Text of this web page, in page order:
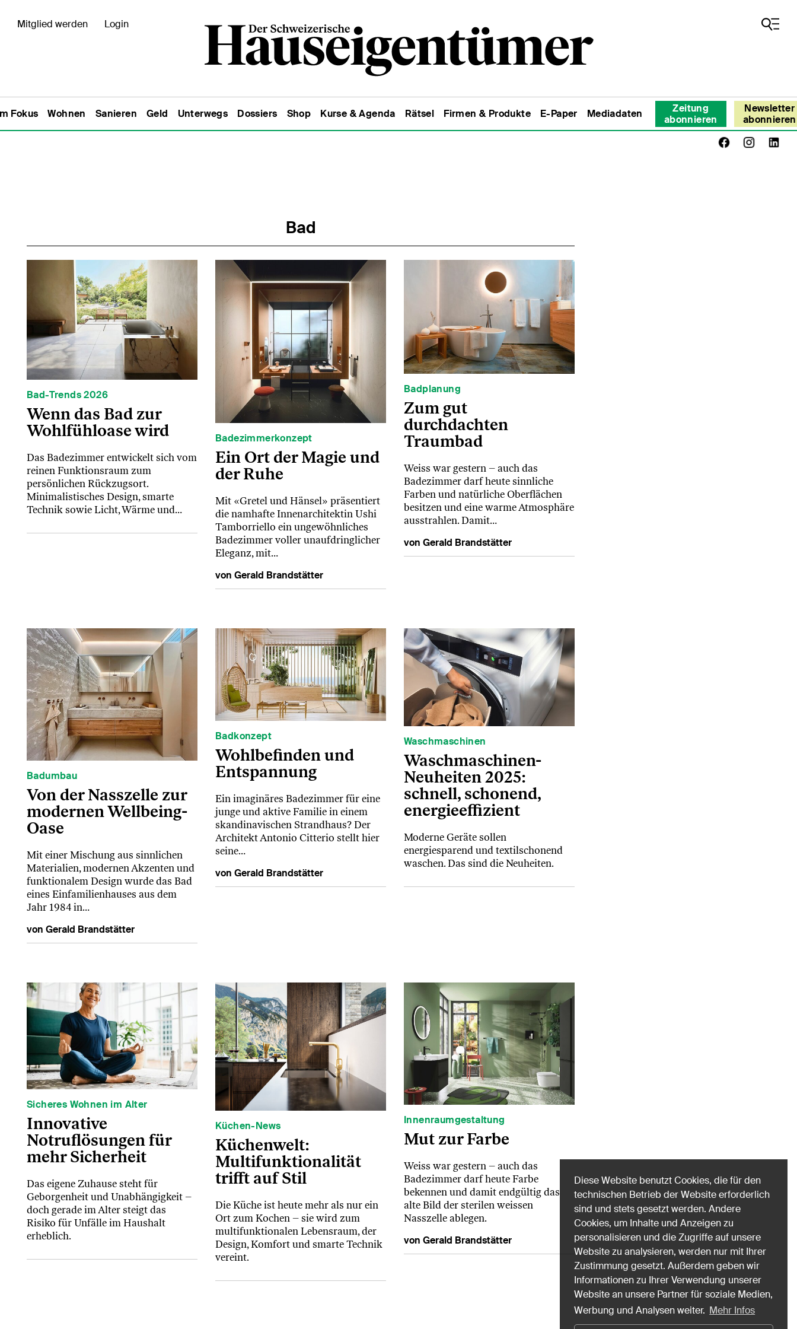
Mitglied werden Login
Fokus Wohnen Sanieren Geld Unterwegs Dossiers Shop Kurse & Agenda Rätsel Firmen & Produkte E-Paper Mediadaten
Zeitung
abonnieren
Newsletter
abonnieren
Bad
Bad-Trends 2026
Wenn das Bad zur
Wohlfühloase wird
Das Badezimmer entwickelt sich vom
reinen Funktionsraum zum
persönlichen Rückzugsort.
Minimalistisches Design, smarte
Technik sowie Licht, Wärme und…
Badezimmerkonzept
Ein Ort der Magie und
der Ruhe
Mit «Gretel und Hänsel» präsentiert
die namhafte Innenarchitektin Ushi
Tamborriello ein ungewöhnliches
Badezimmer voller unaufdringlicher
Eleganz, mit…
von Gerald Brandstätter
Badplanung
Zum gut
durchdachten
Traumbad
Weiss war gestern – auch das
Badezimmer darf heute sinnliche
Farben und natürliche Oberflächen
besitzen und eine warme Atmosphäre
ausstrahlen. Damit…
von Gerald Brandstätter
Badumbau
Von der Nasszelle zur
modernen Wellbeing-
Oase
Mit einer Mischung aus sinnlichen
Materialien, modernen Akzenten und
funktionalem Design wurde das Bad
eines Einfamilienhauses aus dem
Jahr 1984 in…
von Gerald Brandstätter
Badkonzept
Wohlbefinden und
Entspannung
Ein imaginäres Badezimmer für eine
junge und aktive Familie in einem
skandinavischen Strandhaus? Der
Architekt Antonio Citterio stellt hier
seine…
von Gerald Brandstätter
Waschmaschinen
Waschmaschinen-
Neuheiten 2025:
schnell, schonend,
energieeffizient
Moderne Geräte sollen
energiesparend und textilschonend
waschen. Das sind die Neuheiten.
Sicheres Wohnen im Alter
Innovative
Notruflösungen für
mehr Sicherheit
Das eigene Zuhause steht für
Geborgenheit und Unabhängigkeit –
doch gerade im Alter steigt das
Risiko für Unfälle im Haushalt
erheblich.
Küchen-News
Küchenwelt:
Multifunktionalität
trifft auf Stil
Die Küche ist heute mehr als nur ein
Ort zum Kochen – sie wird zum
multifunktionalen Lebensraum, der
Design, Komfort und smarte Technik
vereint.
Innenraumgestaltung
Mut zur Farbe
Weiss war gestern – auch das
Badezimmer darf heute Farbe
bekennen und damit endgültig das
alte Bild der sterilen weissen
Nasszelle ablegen.
von Gerald Brandstätter
Newsletter abonnieren und profitieren!
Diese Website benutzt Cookies, die für den
technischen Betrieb der Website erforderlich
sind und stets gesetzt werden. Andere
Cookies, um Inhalte und Anzeigen zu
personalisieren und die Zugriffe auf unsere
Website zu analysieren, werden nur mit Ihrer
Zustimmung gesetzt. Außerdem geben wir
Informationen zu Ihrer Verwendung unserer
Website an unsere Partner für soziale Medien,
Werbung und Analysen weiter. Mehr Infos